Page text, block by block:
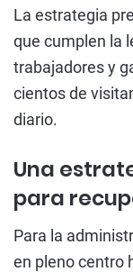
La estrategia
que cumplen la
trabajadores y
cientos de
diario.
Una
para
Para la
en pleno centro